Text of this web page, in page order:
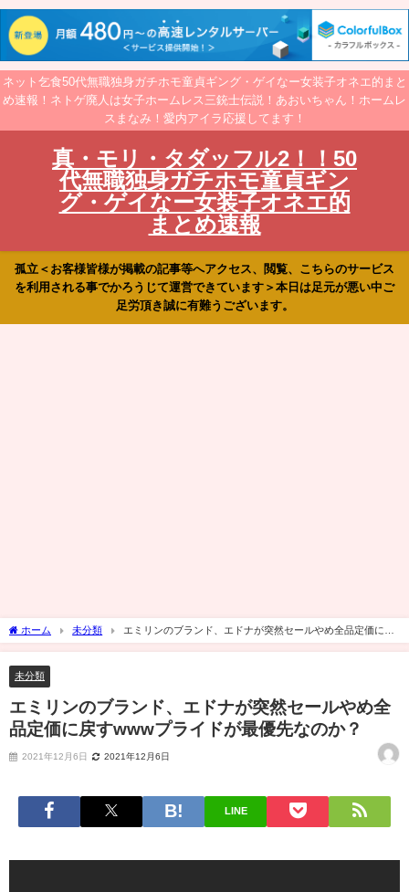
ネット乞食50代無職独身ガチホモ童貞ギング・ゲイなー女装子オネエ的まと
め速報！ネトゲ廃人は女子ホームレス三銃士伝説！あおいちゃん！ホームレ
スまなみ！愛内アイラ応援してます！
真・モリ・タダッフル2！！50
代無職独身ガチホモ童貞ギン
グ・ゲイなー女装子オネエ的
まとめ速報
孤立＜お客様皆様が掲載の記事等へアクセス、閲覧、こちらのサービス
を利用される事でかろうじて運営できています＞本日は足元が悪い中ご
足労頂き誠に有難うございます。
ホーム 未分類
エミリンのブランド、エドナが突然セールやめ全品定価に戻
すwwwプライドが最優先なのか？
未分類
エミリンのブランド、エドナが突然セールやめ全
品定価に戻すwwwプライドが最優先なのか？
2021年12月6日 2021年12月6日
LINE